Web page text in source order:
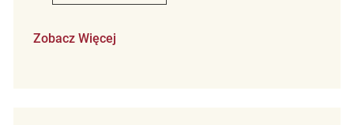
Zobacz Więcej